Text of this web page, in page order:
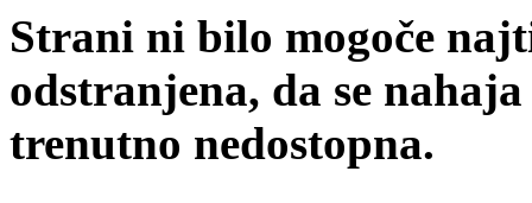
Strani ni bilo mogoče
odstranjena, da se
trenutno nedostopna.